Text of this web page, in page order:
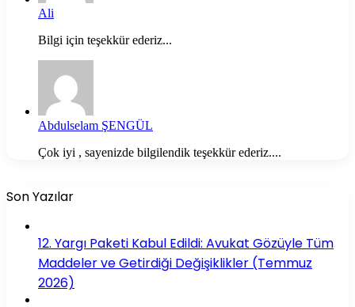
Ali
Bilgi için teşekkür ederiz...
Abdulselam ŞENGÜL
Çok iyi , sayenizde bilgilendik teşekkür ederiz....
Son Yazılar
12. Yargı Paketi Kabul Edildi: Avukat Gözüyle Tüm
Maddeler ve Getirdiği Değişiklikler (Temmuz
2026)